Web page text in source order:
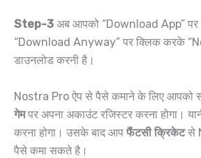
Step-3 अब आपको “Download App”
“Download Anyway” पर क्लिक करके
डाउनलोड करनी है।
Nostra Pro ऐप से पैसे कमाने के लिए आपको
गेमपर अपना अकाउंट रजिस्टर करना होगा।
करना होगा। उसके बाद आप फैंटसी क्रिकेटसे
पैसे कमा सकते है।